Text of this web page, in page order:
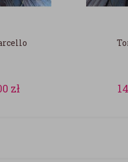
zł